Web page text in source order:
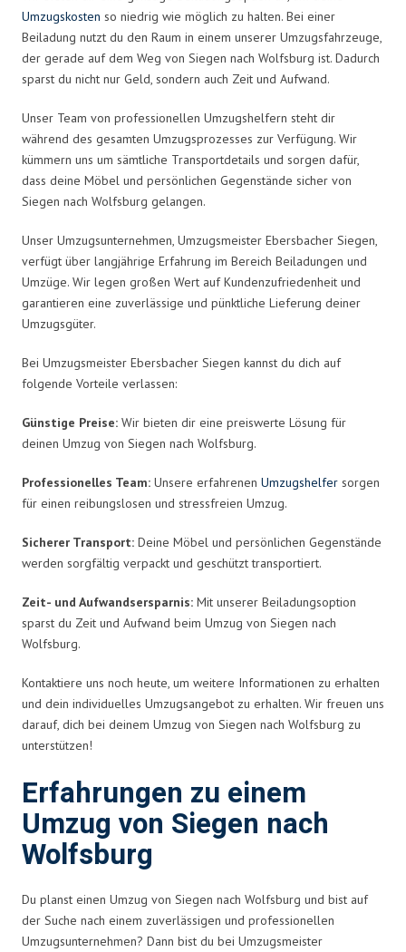
Umzugskosten so niedrig wie möglich zu halten. Bei einer
Beiladung nutzt du den Raum in einem unserer Umzugsfahrzeuge,
der gerade auf dem Weg von Siegen nach Wolfsburg ist. Dadurch
sparst du nicht nur Geld, sondern auch Zeit und Aufwand.
Unser Team von professionellen Umzugshelfern steht dir
während des gesamten Umzugsprozesses zur Verfügung. Wir
kümmern uns um sämtliche Transportdetails und sorgen dafür,
dass deine Möbel und persönlichen Gegenstände sicher von
Siegen nach Wolfsburg gelangen.
Unser Umzugsunternehmen, Umzugsmeister Ebersbacher Siegen,
verfügt über langjährige Erfahrung im Bereich Beiladungen und
Umzüge. Wir legen großen Wert auf Kundenzufriedenheit und
garantieren eine zuverlässige und pünktliche Lieferung deiner
Umzugsgüter.
Bei Umzugsmeister Ebersbacher Siegen kannst du dich auf
folgende Vorteile verlassen:
Günstige Preise: Wir bieten dir eine preiswerte Lösung für
deinen Umzug von Siegen nach Wolfsburg.
Professionelles Team: Unsere erfahrenen Umzugshelfer sorgen
für einen reibungslosen und stressfreien Umzug.
Sicherer Transport: Deine Möbel und persönlichen Gegenstände
werden sorgfältig verpackt und geschützt transportiert.
Zeit- und Aufwandsersparnis: Mit unserer Beiladungsoption
sparst du Zeit und Aufwand beim Umzug von Siegen nach
Wolfsburg.
Kontaktiere uns noch heute, um weitere Informationen zu erhalten
und dein individuelles Umzugsangebot zu erhalten. Wir freuen uns
darauf, dich bei deinem Umzug von Siegen nach Wolfsburg zu
unterstützen!
Erfahrungen zu einem
Umzug von Siegen nach
Wolfsburg
Du planst einen Umzug von Siegen nach Wolfsburg und bist auf
der Suche nach einem zuverlässigen und professionellen
Umzugsunternehmen? Dann bist du bei Umzugsmeister